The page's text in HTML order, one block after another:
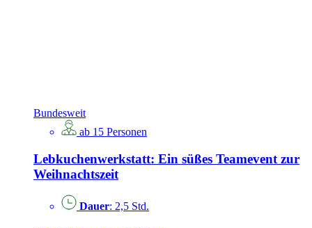
Bundesweit
ab 15 Personen
Lebkuchenwerkstatt: Ein süßes Teamevent zur
Weihnachtszeit
Dauer: 2,5 Std.